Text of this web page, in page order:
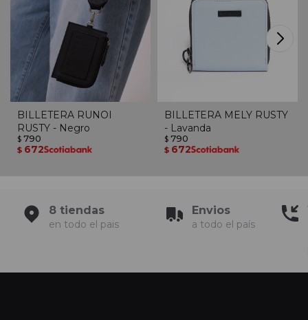
BILLETERA RUNOI
RUSTY - Negro
$ 790
$ 672
BILLETERA MELY RUSTY
- Lavanda
$ 790
$ 672
8 tiendas
en todo el pais
Envios
a todo el país